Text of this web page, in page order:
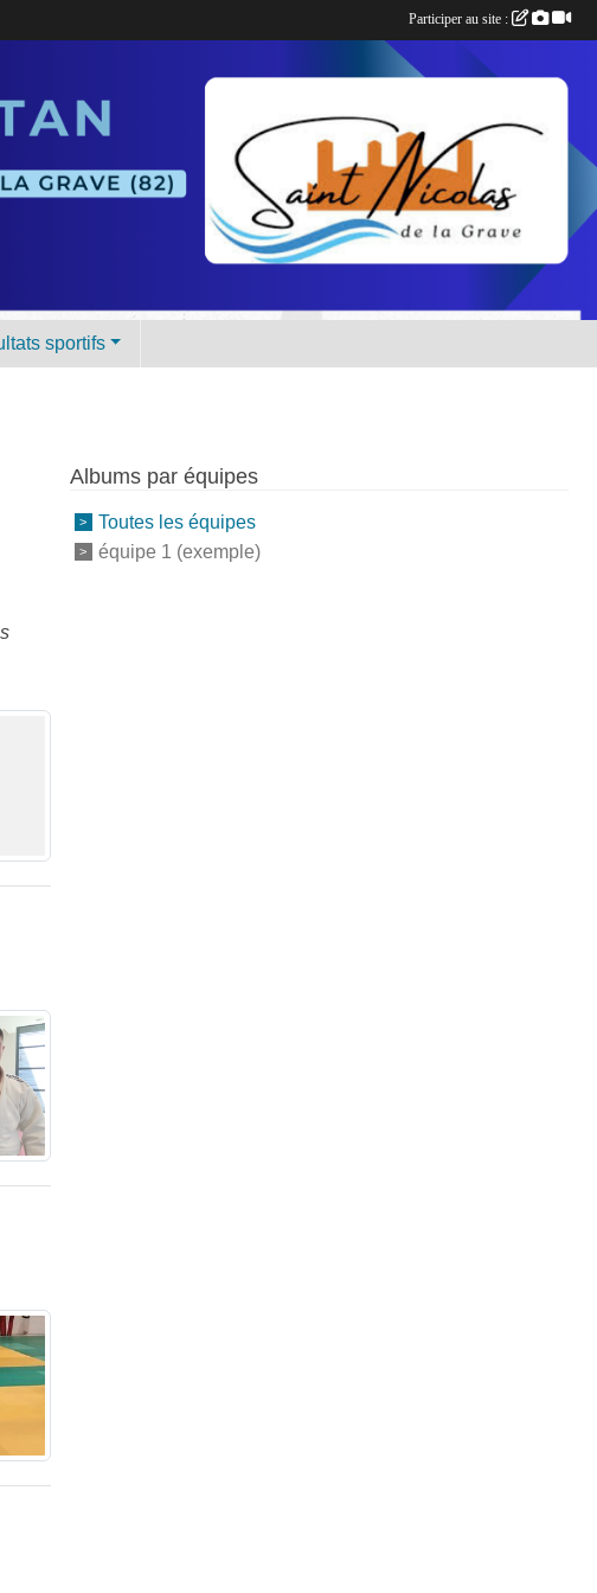
sportifs
Albums par équipes
Toutes les équipes
équipe 1 (exemple)
Participer au site :